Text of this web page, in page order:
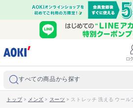
すべての商品から探す
トップ> メンズ > スーツ > ストレッチ 洗える ウール